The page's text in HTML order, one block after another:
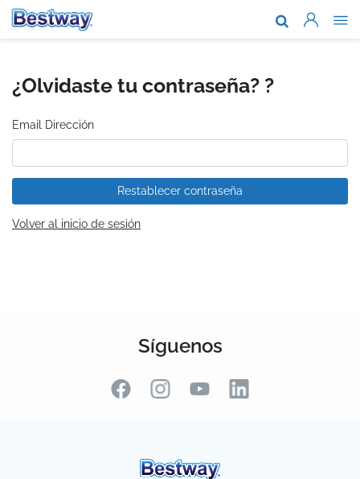
Acerca de
Dónde
Noticias
¿Olvidaste tu contraseña? ?
Email Dirección
Restablecer contraseña
Volver al inicio de sesión
Síguenos